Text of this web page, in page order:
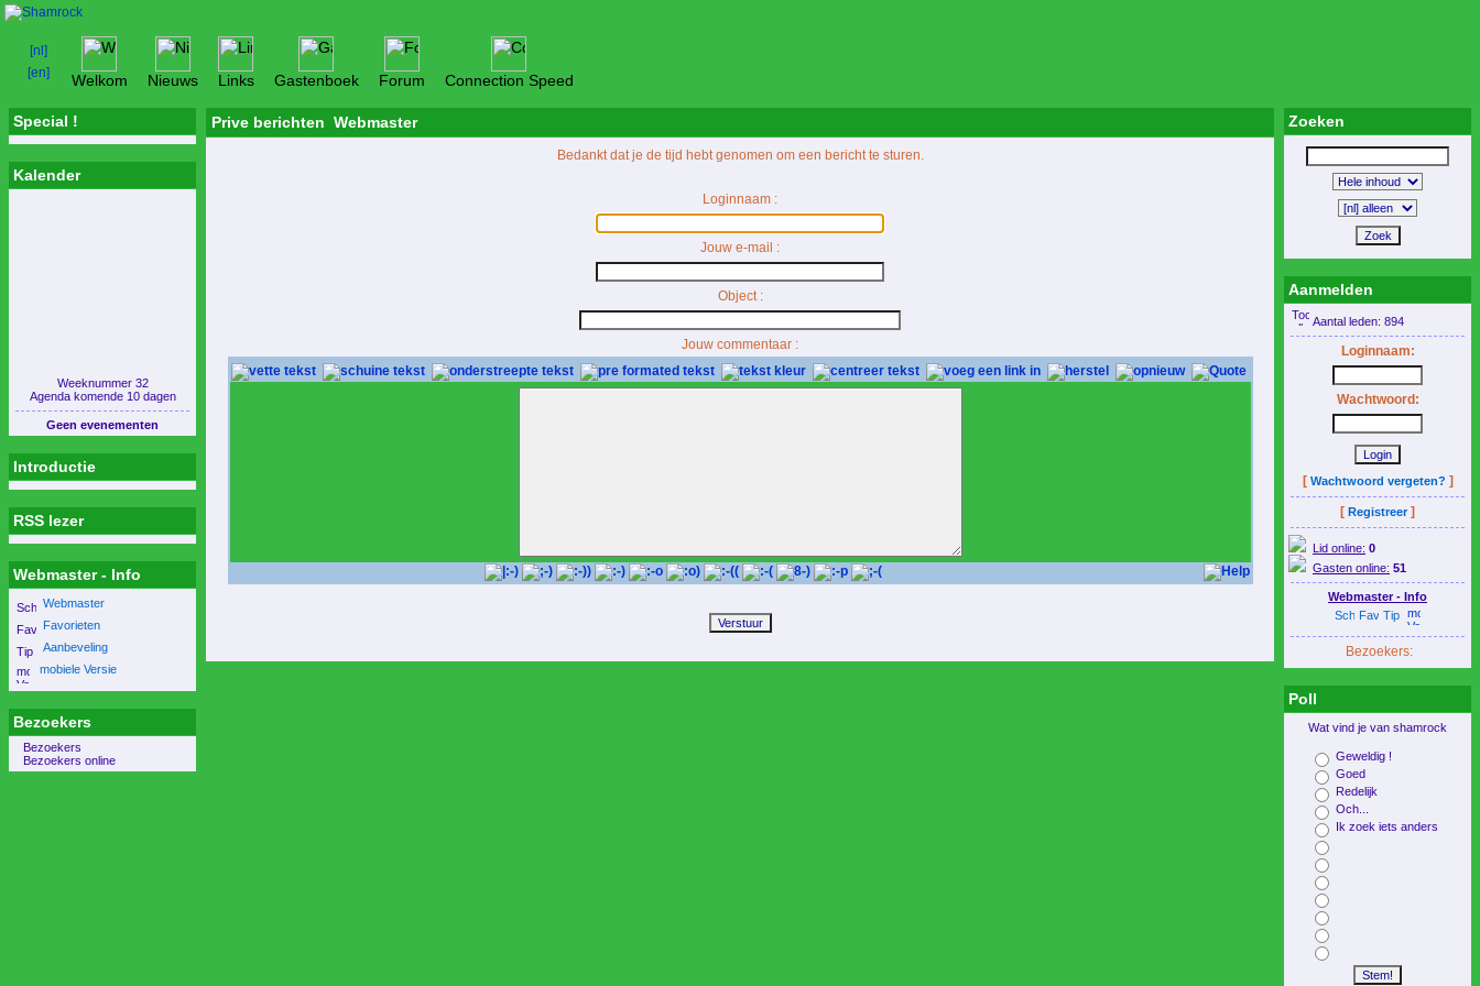
Welkom Nieuws Links Gastenboek Forum Connection Speed
Special !
Kalender
Weeknummer 32
Agenda komende 10 dagen
Geen evenementen
Introductie
RSS lezer
Webmaster - Info
Webmaster
Favorieten
Aanbeveling
mobiele Versie
Bezoekers
Bezoekers
Bezoekers online
Prive berichten Webmaster
Bedankt dat je de tijd hebt genomen om een bericht te sturen.
Loginnaam :
Jouw e-mail :
Object :
Jouw commentaar :
Zoeken
Aanmelden
Aantal leden: 894
Loginnaam:
Wachtwoord:
[ Wachtwoord vergeten? ]
[ Registreer]
Lid online: 0
Gasten online: 51
Webmaster - Info
Bezoekers:
Poll
Wat vind je van shamrock
Geweldig !
Goed
Redelijk
Och...
Ik zoek iets anders